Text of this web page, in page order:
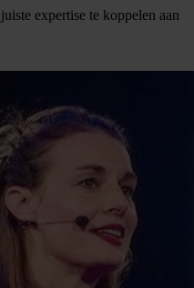
expertise te koppelen aan